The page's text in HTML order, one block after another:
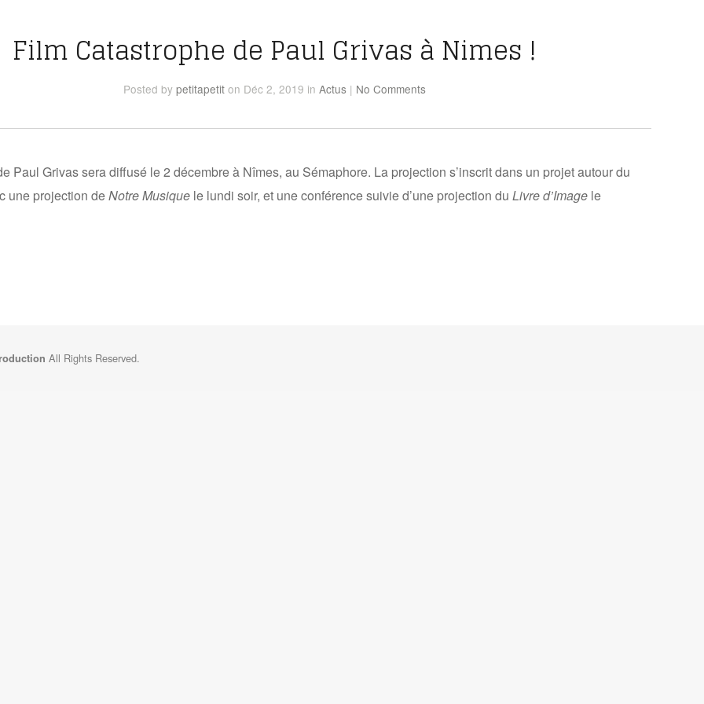
Film Catastrophe de Paul Grivas à Nimes !
Posted by petitapetit on Déc 2, 2019 in Actus | No Comments
Paul Grivas sera diffusé le 2 décembre à Nîmes, au Sémaphore. La projection s’inscrit dans un projet autour du
une projection deNotre Musique le lundi soir, et une conférence suivie d’une projection du Livre d’Image le
All Rights Reserved.